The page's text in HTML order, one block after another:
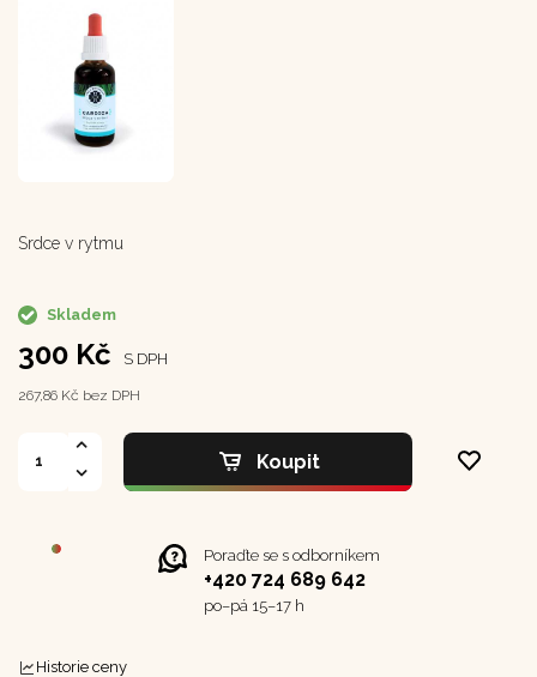
Srdce v rytmu
Skladem
300 Kč S DPH
267,86 Kč bez DPH
Koupit
Poraďte se s odborníkem
+420 724 689 642
po–⁠⁠⁠⁠⁠⁠pá 15–17 h
Historie ceny